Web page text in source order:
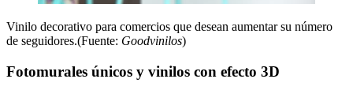
Vinilo decorativo para comercios que desean aumentar su número
de seguidores.(Fuente: Goodvinilos)
Fotomurales únicos y vinilos con efecto 3D